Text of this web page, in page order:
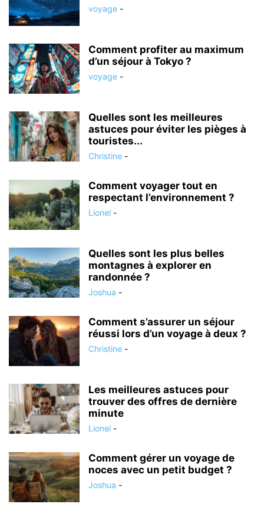
voyage -
Comment profiter au maximum
d’un séjour à Tokyo ?
voyage -
Quelles sont les meilleures
astuces pour éviter les pièges à
touristes...
Christine -
Comment voyager tout en
respectant l’environnement ?
Lionel -
Quelles sont les plus belles
montagnes à explorer en
randonnée ?
Joshua -
Comment s’assurer un séjour
réussi lors d’un voyage à deux ?
Christine -
Les meilleures astuces pour
trouver des offres de dernière
minute
Lionel -
Comment gérer un voyage de
noces avec un petit budget ?
Joshua -